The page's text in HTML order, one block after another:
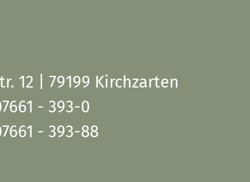
12 | 79199 Kirchzarten
- 393-0
- 393-88